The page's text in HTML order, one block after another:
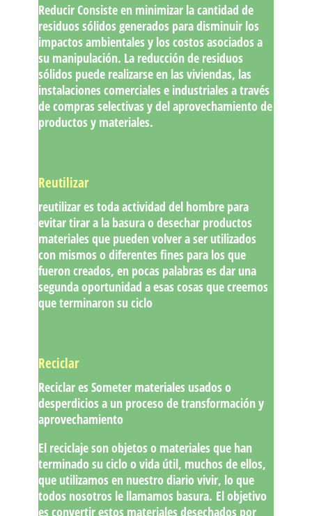
Reducir Consiste en minimizar la cantidad de
residuos sólidos generados para disminuir los
impactos ambientales y los costos asociados a
su manipulación. La reducción de residuos
sólidos puede realizarse en las viviendas, las
instalaciones comerciales e industriales a través
de compras selectivas y del aprovechamiento de
productos y materiales.
Reutilizar
reutilizar es toda actividad del hombre para
evitar tirar a la basura o desechar productos
materiales que pueden volver a ser utilizados
con mismos o diferentes fines para los que
fueron creados, en pocas palabras es dar una
segunda oportunidad a esas cosas que creemos
que terminaron su ciclo
Reciclar
Reciclar es Someter materiales usados o
desperdicios a un proceso de transformación y
aprovechamiento
El reciclajeson objetos o materiales que han
terminado su ciclo o vida útil, muchos de ellos,
que utilizamos en nuestro diario vivir, lo que
todos nosotros le llamamos basura. El objetivo
es convertir estos materiales desechados por